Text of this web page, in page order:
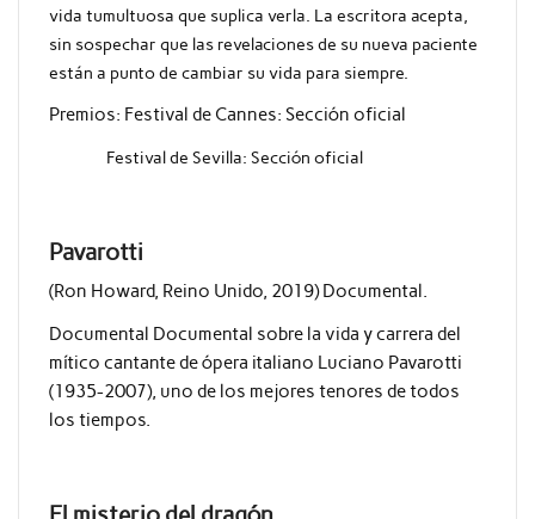
vida tumultuosa que suplica verla. La escritora acepta,
sin sospechar que las revelaciones de su nueva paciente
están a punto de cambiar su vida para siempre.
Premios: Festival de Cannes: Sección oficial
Festival de Sevilla: Sección oficial
Pavarotti
(Ron Howard, Reino Unido, 2019) Documental.
Documental Documental sobre la vida y carrera del
mítico cantante de ópera italiano Luciano Pavarotti
(1935-2007), uno de los mejores tenores de todos
los tiempos.